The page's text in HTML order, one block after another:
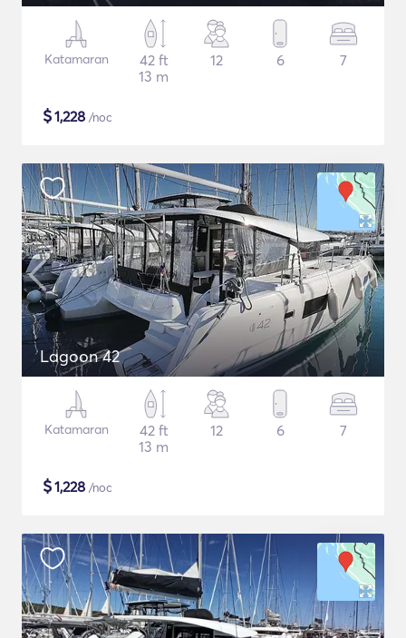
Katamaran
42 ft
13 m
12 6 7
$1,228 /noc
Lagoon 42
Katamaran
42 ft
13 m
12 6 7
$1,228 /noc